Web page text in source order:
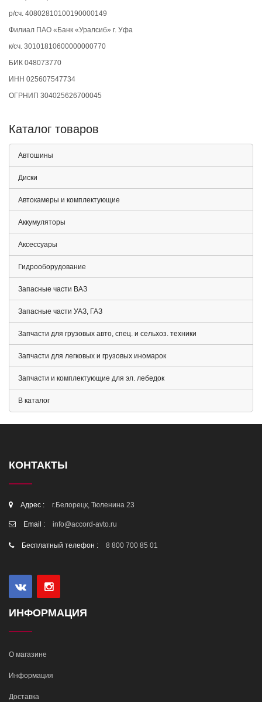
р/сч. 40802810100190000149
Филиал ПАО «Банк «Уралсиб» г. Уфа
к/сч. 30101810600000000770
БИК 048073770
ИНН 025607547734
ОГРНИП 304025626700045
Каталог товаров
Автошины
Диски
Автокамеры и комплектующие
Аккумуляторы
Аксессуары
Гидрооборудование
Запасные части ВАЗ
Запасные части УАЗ, ГАЗ
Запчасти для грузовых авто, спец. и сельхоз. техники
Запчасти для легковых и грузовых иномарок
Запчасти и комплектующие для эл. лебедок
В каталог
КОНТАКТЫ
Адрес : г.Белорецк, Тюленина 23
Email : info@accord-avto.ru
Бесплатный телефон : 8 800 700 85 01
ИНФОРМАЦИЯ
О магазине
Информация
Доставка